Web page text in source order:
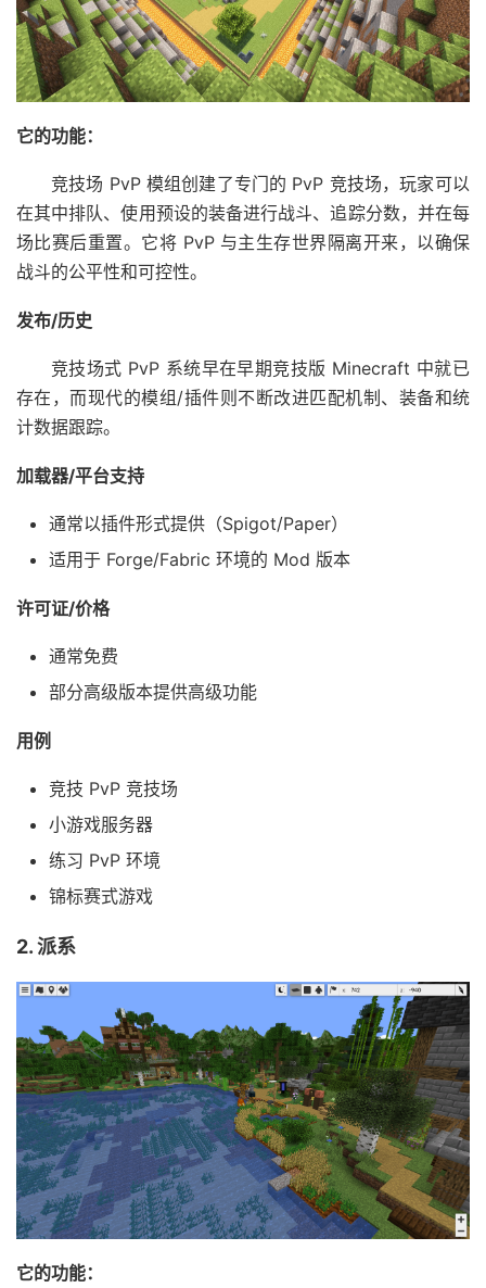
它的功能：
竞技场 PvP 模组创建了专门的 PvP 竞技场，玩家可以
在其中排队、使用预设的装备进行战斗、追踪分数，并在每
场比赛后重置。它将 PvP 与主生存世界隔离开来，以确保
战斗的公平性和可控性。
发布/历史
竞技场式 PvP 系统早在早期竞技版 Minecraft 中就已
存在，而现代的模组/插件则不断改进匹配机制、装备和统
计数据跟踪。
加载器/平台支持
通常以插件形式提供（Spigot/Paper）
适用于 Forge/Fabric 环境的 Mod 版本
许可证/价格
通常免费
部分高级版本提供高级功能
用例
竞技 PvP 竞技场
小游戏服务器
练习 PvP 环境
锦标赛式游戏
2. 派系
它的功能：